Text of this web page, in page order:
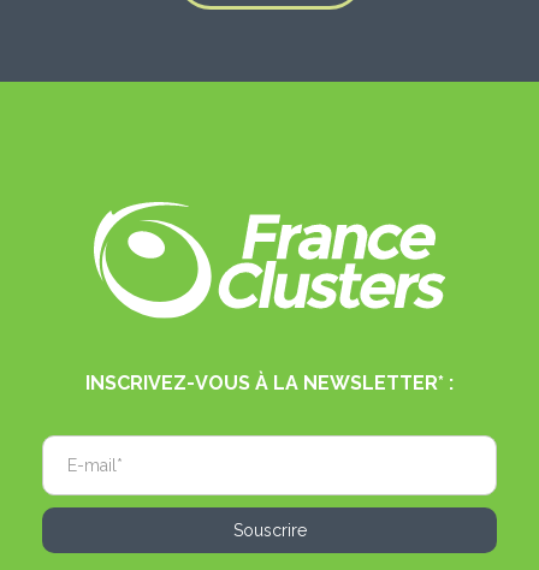
INSCRIVEZ-VOUS À LA NEWSLETTER* :